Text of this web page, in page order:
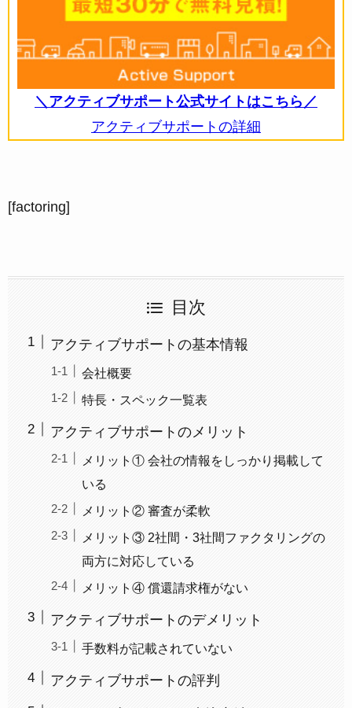
＼アクティブサポート公式サイトはこちら／
アクティブサポートの詳細
[factoring]
目次
アクティブサポートの基本情報
会社概要
特長・スペック一覧表
アクティブサポートのメリット
メリット① 会社の情報をしっかり掲載して
いる
メリット② 審査が柔軟
メリット③ 2社間・3社間ファクタリングの
両方に対応している
メリット④ 償還請求権がない
アクティブサポートのデメリット
手数料が記載されていない
アクティブサポートの評判